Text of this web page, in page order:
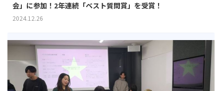
会」に参加！2年連続「ベスト質問賞」を受賞！
2024.12.26